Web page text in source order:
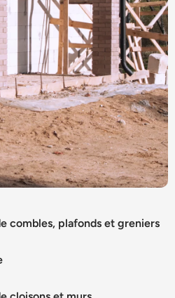
combles, plafonds et greniers